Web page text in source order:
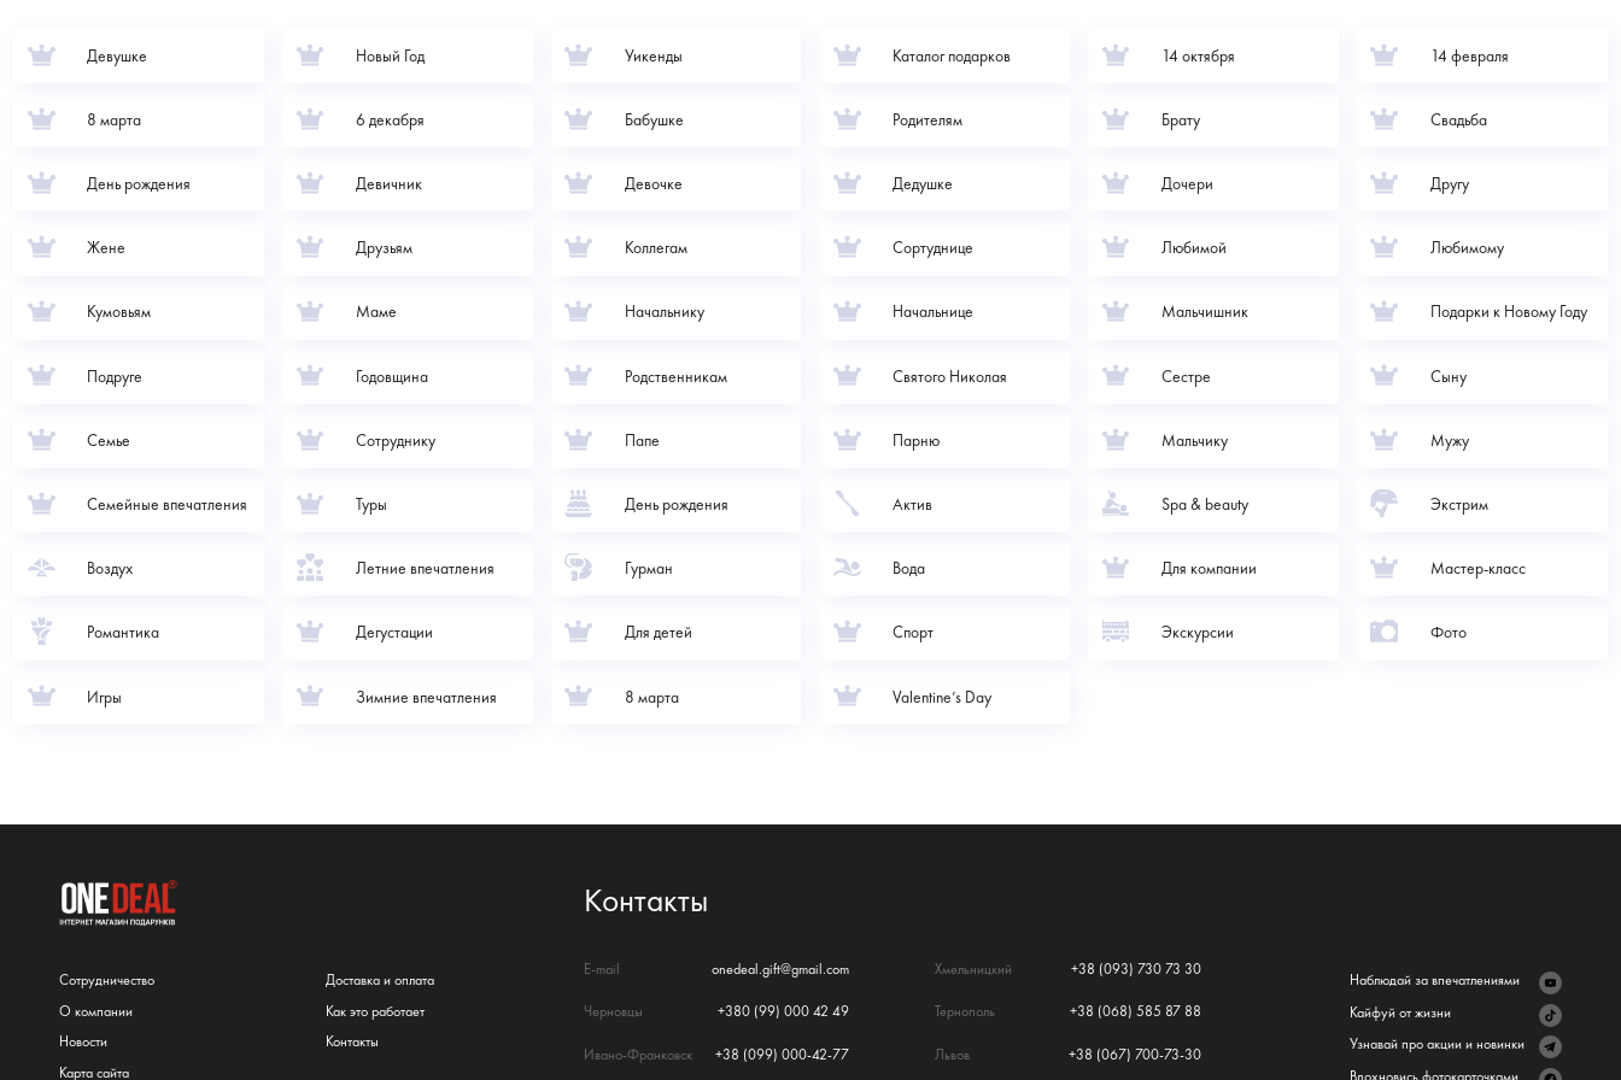
Девушке Новый Год Уикенды Каталог подарков 14 октября 14 февраля
8 марта 6 декабря Бабушке Родителям Брату Свадьба
День рождения Девичник Девочке Дедушке Дочери Другу
Жене Друзьям Коллегам Сортуднице Любимой Любимому
Кумовьям Маме Начальнику Начальнице Мальчишник Подарки к Новому Году
Подруге Годовщина Родственникам Святого Николая Сестре Сыну
Семье Сотруднику Папе Парню Мальчику Мужу
Семейные впечатления Туры День рождения Актив Spa & beauty Экстрим
Воздух Летние впечатления Гурман Вода Для компании Мастер-класс
Романтика Дегустации Для детей Спорт Экскурсии Фото
Игры Зимние впечатления 8 марта Valentine’s Day
Сотрудничество
О компании
Новости
Карта сайта
Доставка и оплата
Как это работает
Контакты
Контакты
E-mail onedeal.gift@gmail.com Хмельницкий +38 (093) 730 73 30
Черновцы +380 (99) 000 42 49 Тернополь +38 (068) 585 87 88
Ивано-Франковск +38 (099) 000-42-77 Львов +38 (067) 700-73-30
Наблюдай за впечатлениями
Кайфуй от жизни
Узнавай про акции и новинки
Вдохновись фотокарточками